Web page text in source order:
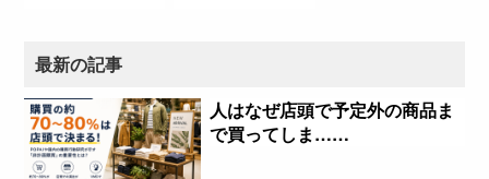
最新の記事
人はなぜ店頭で予定外の商品ま
で買ってしま……